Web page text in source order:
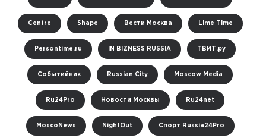
Centre Shape Вести Москва Lime Time
Persontime.ru IN BIZNESS RUSSIA ТВИТ.ру
Событийник Russian City Moscow Media
Ru24Pro Новости Москвы Ru24net
MoscoNews NightOut Спорт Russia24Pro